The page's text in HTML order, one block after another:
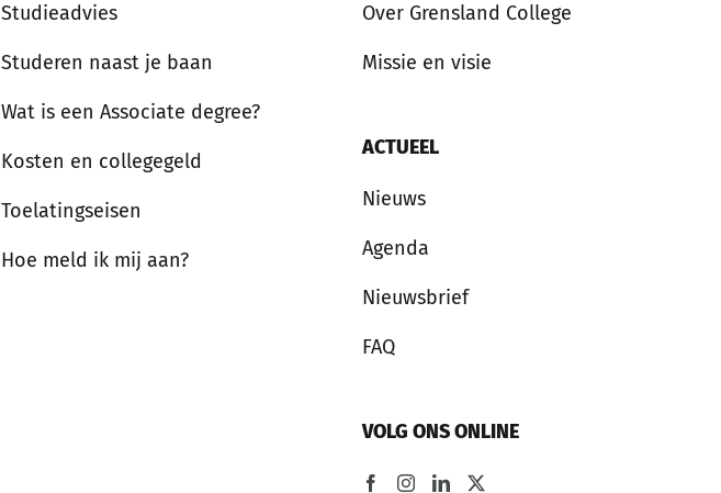
Studieadvies
Studeren naast je baan
Wat is een Associate degree?
Kosten en collegegeld
Toelatingseisen
Hoe meld ik mij aan?
Over Grensland College
Missie en visie
ACTUEEL
Nieuws
Agenda
Nieuwsbrief
FAQ
VOLG ONS ONLINE